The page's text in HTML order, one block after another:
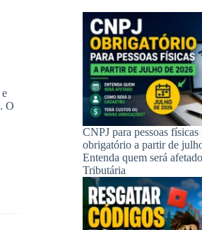
O
CNPJ para pessoas físicas
obrigatório a partir de
Entenda quem será
Tributária